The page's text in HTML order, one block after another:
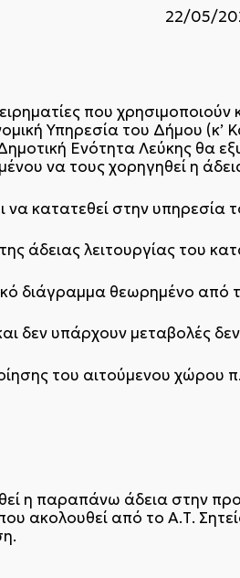
22/05/
που
Υπηρεσία του Δήμου
Ενότητα Λεύκης θα
να τους χορηγηθεί η
να κατατεθεί στην υπηρεσία
άδειας λειτουργίας του
διάγραμμα θεωρημένο από
δεν υπάρχουν μεταβολές δεν
του αιτούμενου χώρου
η παραπάνω άδεια στην
ακολουθεί από το Α.Τ.